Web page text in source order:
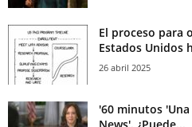
El proceso para
Estados Unidos
26 abril 2025
'60 minutos